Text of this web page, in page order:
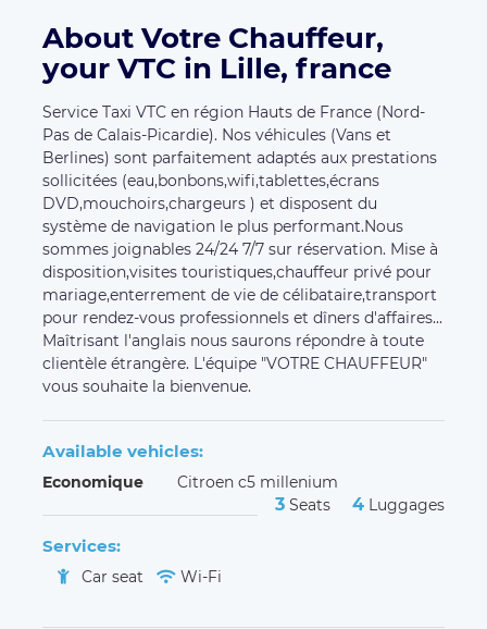
About Votre Chauffeur,
your VTC in Lille, france
Service Taxi VTC en région Hauts de France (Nord-
Pas de Calais-Picardie). Nos véhicules (Vans et
Berlines) sont parfaitement adaptés aux prestations
sollicitées (eau,bonbons,wifi,tablettes,écrans
DVD,mouchoirs,chargeurs ) et disposent du
système de navigation le plus performant.Nous
sommes joignables 24/24 7/7 sur réservation. Mise à
disposition,visites touristiques,chauffeur privé pour
mariage,enterrement de vie de célibataire,transport
pour rendez-vous professionnels et dîners d'affaires...
Maîtrisant l'anglais nous saurons répondre à toute
clientèle étrangère. L'équipe "VOTRE CHAUFFEUR"
vous souhaite la bienvenue.
Available vehicles:
Economique Citroen c5 millenium
3 Seats 4 Luggages
Services:
Car seat Wi-Fi